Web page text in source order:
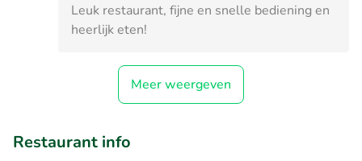
Leuk restaurant, fijne en snelle bediening en
heerlijk eten!
Meer weergeven
Restaurant info